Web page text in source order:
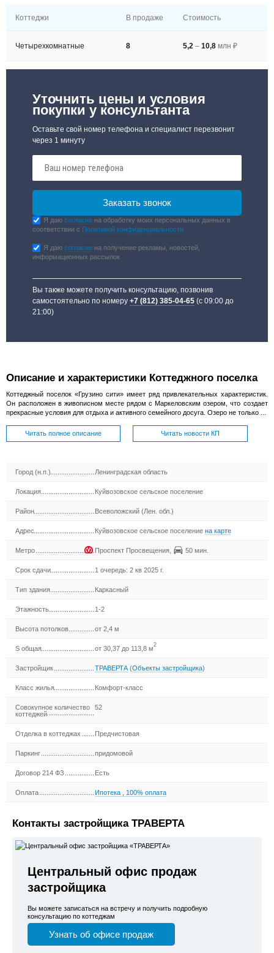
Коттеджи В продаже Стоимость
Четырехкомнатные 8 5,2– 10,8млн ₽
Уточнить цены и условия
покупки у консультанта
Оставьте свой номер телефона и специалист перезвонит
через 1 минуту
Я даюсогласие на обработку моих персональных данных в
соответствии с Политикой конфиденциальности
Я даюсогласие на получение рекламы, новостей,
информационных рассылок
Вы также можете получить консультацию, позвонив
самостоятельно по номеру+7 (812) 385-04-65 (с 09:00 до
21:00)
Описание и характеристики Коттеджного поселка
Коттеджный поселок «Грузино сити» имеет ряд привлекательных характеристик.
Он расположен в живописном месте рядом с Маркеловским озером, что создает
прекрасные условия для отдыха и активного семейного досуга. Озеро не только ...
Читать полное описание Читать новости КП
Город (н.п.) Ленинградская область
Локация Куйвозовское сельское поселение
Район Всеволожский (Лен. обл.)
Адрес Куйвозовское сельское поселениена карте
Метро Проспект Просвещения 50 мин.
Срок сдачи 1 очередь: 2 кв 2025 г.
Тип здания Каркасный
Этажность 1-2
Высота потолков от 2,4 м
S общая от 30,37 до 113,8 м2
Застройщик ТРАВЕРТА (Объекты застройщика)
Класс жилья Комфорт-класс
Совокупное количество
коттеджей
52
Отделка в коттеджах Предчистовая
Паркинг придомовой
Договор 214 ФЗ Есть
Оплата Ипотека 100% оплата
Контакты застройщика ТРАВЕРТА
Центральный офис продаж
застройщика
Вы можете записаться на встречу и получить подробную
консультацию по коттеджам
Узнать об офисе продаж